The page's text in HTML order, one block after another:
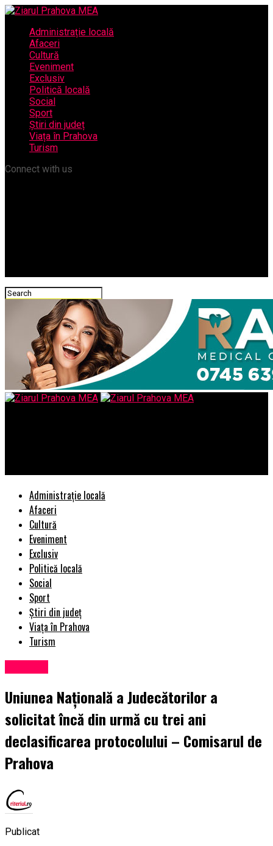
Administrație locală
Afaceri
Cultură
Eveniment
Exclusiv
Politică locală
Social
Sport
Știri din județ
Viața în Prahova
Turism
Connect with us
Administrație locală
Afaceri
Cultură
Eveniment
Exclusiv
Politică locală
Social
Sport
Știri din județ
Viața în Prahova
Turism
Uniunea Naţională a Judecătorilor a
solicitat încă din urmă cu trei ani
declasificarea protocolului – Comisarul de
Prahova
Publicat